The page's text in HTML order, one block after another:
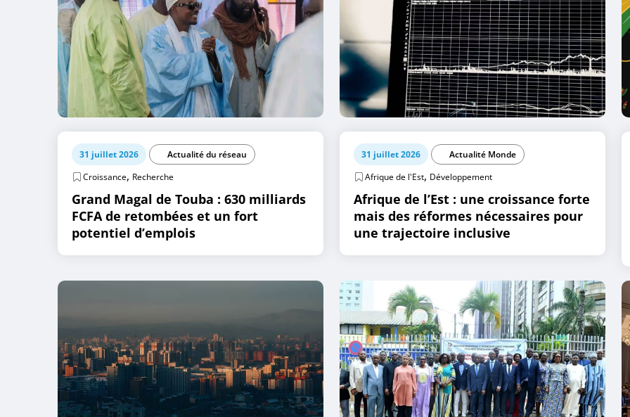
31 juillet 2026
Actualité du réseau
Croissance, Recherche
Grand Magal de Touba : 630 milliards
FCFA de retombées et un fort
potentiel d’emplois
31 juillet 2026
Actualité Monde
Afrique de l'Est, Développement
Afrique de l’Est : une croissance forte
mais des réformes nécessaires pour
une trajectoire inclusive